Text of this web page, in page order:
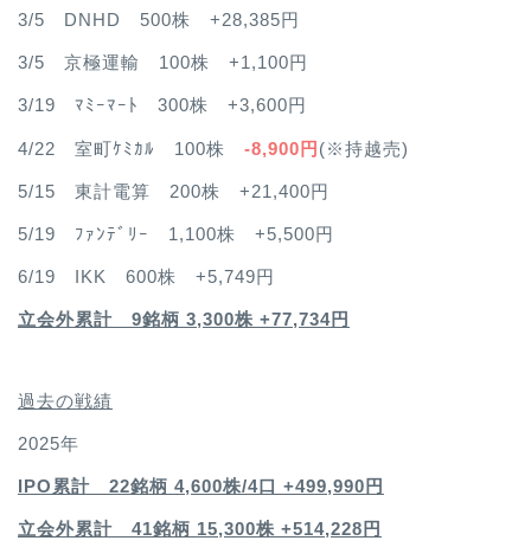
3/5 DNHD 500株 +28,385円
3/5 京極運輸 100株 +1,100円
3/19 ﾏﾐｰﾏｰﾄ 300株 +3,600円
4/22 室町ｹﾐｶﾙ 100株 -8,900円 (※持越売)
5/15 東計電算 200株 +21,400円
5/19 ﾌｧﾝﾃﾞﾘｰ 1,100株 +5,500円
6/19 IKK 600株 +5,749円
立会外累計 9銘柄 3,300株 +77,734円
過去の戦績
2025年
IPO累計 22銘柄 4,600株/4口 +499,990円
立会外累計 41銘柄 15,300株 +514,228円